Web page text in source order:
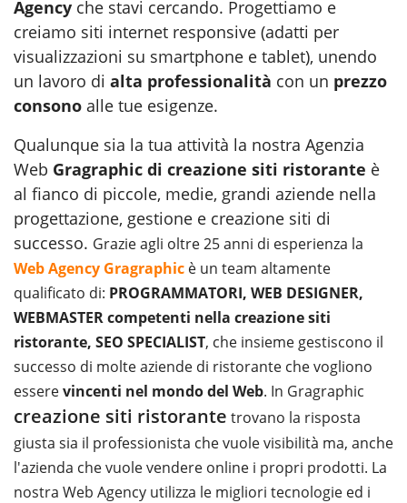
Agency che stavi cercando. Progettiamo e
creiamo siti internet responsive (adatti per
visualizzazioni su smartphone e tablet), unendo
un lavoro di alta professionalità con un prezzo
consono alle tue esigenze.
Qualunque sia la tua attività la nostra Agenzia
Web Gragraphic di creazione siti ristorante è
al fianco di piccole, medie, grandi aziende nella
progettazione, gestione e creazione siti di
successo. Grazie agli oltre 25 anni di esperienza la
Web Agency Gragraphic è un team altamente
qualificato di: PROGRAMMATORI, WEB DESIGNER,
WEBMASTER competenti nella creazione siti
ristorante, SEO SPECIALIST, che insieme gestiscono il
successo di molte aziende di ristorante che vogliono
esserevincenti nel mondo del Web. In Gragraphic
creazione siti ristorante trovano la risposta
giusta sia il professionista che vuole visibilità ma, anche
l'azienda che vuole vendere online i propri prodotti. La
nostra Web Agency utilizza le migliori tecnologie ed i